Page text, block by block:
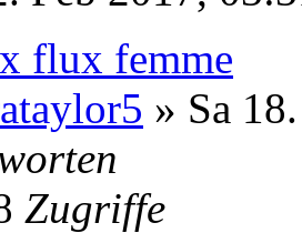
flux femme
» Sa
Zugriffe